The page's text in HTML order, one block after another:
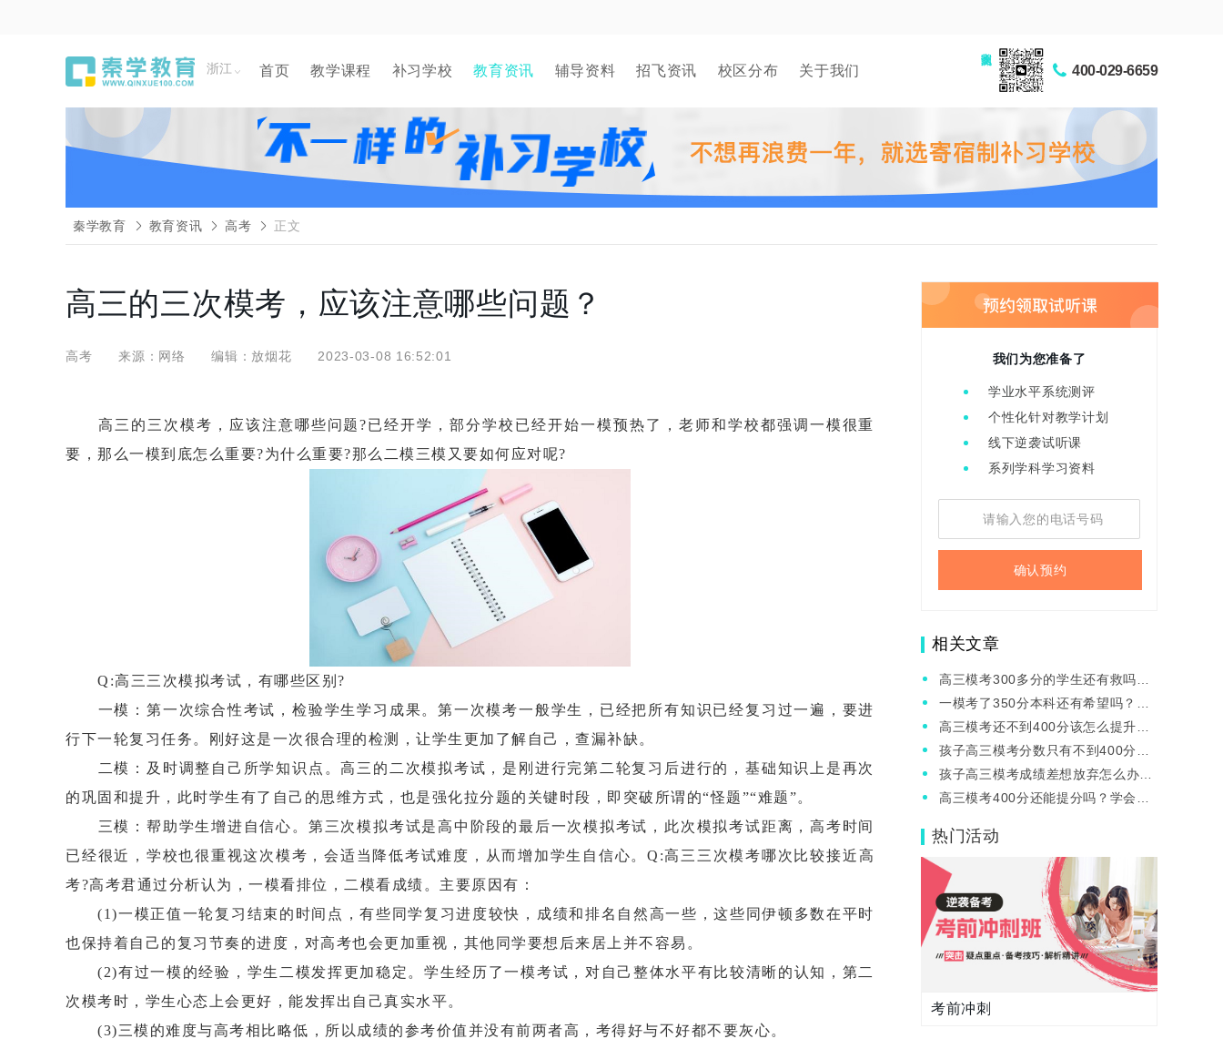
浙江 首页 教学课程 补习学校 教育资讯 辅导资料 招飞资讯 校区分布 关于我们 400-029-6659
秦学教育 教育资讯 高考 正文
高三的三次模考，应该注意哪些问题？
高考 来源：网络 编辑：放烟花 2023-03-08 16:52:01
高三的三次模考，应该注意哪些问题?已经开学，部分学校已经开始一模预热了，老师和学校都强调一模很重
要，那么一模到底怎么重要?为什么重要?那么二模三模又要如何应对呢?
Q:高三三次模拟考试，有哪些区别?
一模：第一次综合性考试，检验学生学习成果。第一次模考一般学生，已经把所有知识已经复习过一遍，要进
行下一轮复习任务。刚好这是一次很合理的检测，让学生更加了解自己，查漏补缺。
二模：及时调整自己所学知识点。高三的二次模拟考试，是刚进行完第二轮复习后进行的，基础知识上是再次
的巩固和提升，此时学生有了自己的思维方式，也是强化拉分题的关键时段，即突破所谓的“怪题”“难题”。
三模：帮助学生增进自信心。第三次模拟考试是高中阶段的最后一次模拟考试，此次模拟考试距离，高考时间
已经很近，学校也很重视这次模考，会适当降低考试难度，从而增加学生自信心。Q:高三三次模考哪次比较接近高
考?高考君通过分析认为，一模看排位，二模看成绩。主要原因有：
(1)一模正值一轮复习结束的时间点，有些同学复习进度较快，成绩和排名自然高一些，这些同伊顿多数在平时
也保持着自己的复习节奏的进度，对高考也会更加重视，其他同学要想后来居上并不容易。
(2)有过一模的经验，学生二模发挥更加稳定。学生经历了一模考试，对自己整体水平有比较清晰的认知，第二
次模考时，学生心态上会更好，能发挥出自己真实水平。
(3)三模的难度与高考相比略低，所以成绩的参考价值并没有前两者高，考得好与不好都不要灰心。
我们为您准备了
学业水平系统测评
个性化针对教学计划
线下逆袭试听课
系列学科学习资料
确认预约
相关文章
高三模考300多分的学生还有救吗？
怎么在最后百日冲刺逆袭？
一模考了350分本科还有希望吗？后
面应该怎么学才能逆袭？
高三模考还不到400分该怎么提升？
伊顿的全日制小班提分快吗？
孩子高三模考分数只有不到400分，
能去上全封闭冲刺班吗？
孩子高三模考成绩差想放弃怎么办？
还有哪些短期提分的办法？
高三模考400分还能提分吗？学会这
热门活动
考前冲刺